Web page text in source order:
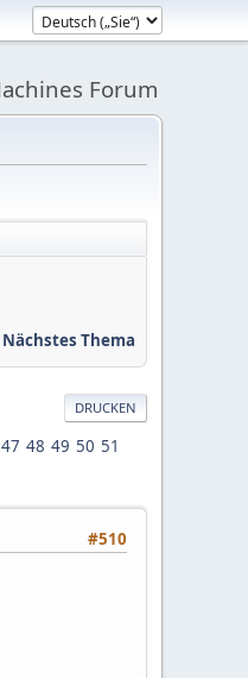
Nächstes Thema
DRUCKEN
47 48 49 50 51
#510